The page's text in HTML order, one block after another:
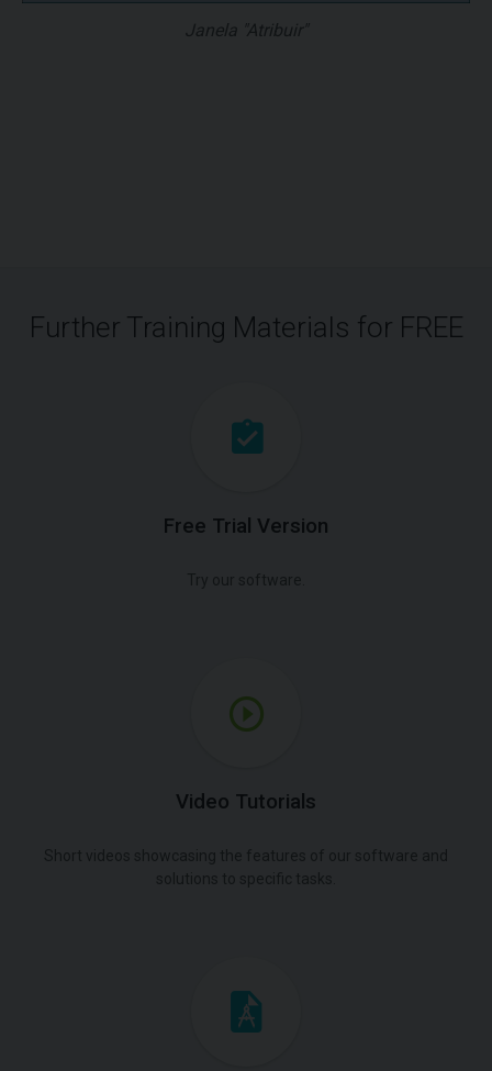
Janela "Atribuir"
Further Training Materials for FREE
Free Trial Version
Video Tutorials